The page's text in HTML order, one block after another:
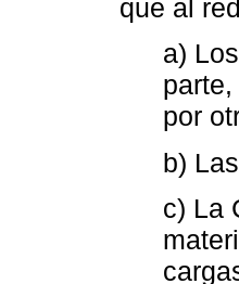
que al
a)
por
b)
c) La